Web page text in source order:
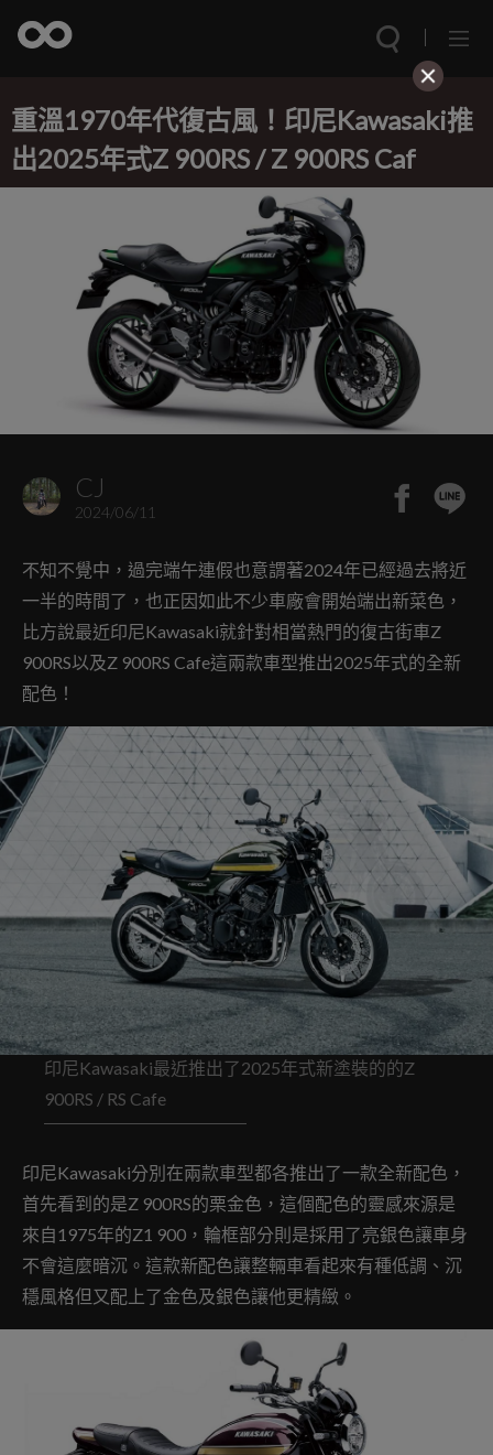
重溫1970年代復古風！印尼Kawasaki推
出2025年式Z 900RS / Z 900RS Caf
CJ
2024/06/11
不知不覺中，過完端午連假也意謂著2024年已經過去將近
一半的時間了，也正因如此不少車廠會開始端出新菜色，
比方說最近印尼Kawasaki就針對相當熱門的復古街車Z
900RS以及Z 900RS Cafe這兩款車型推出2025年式的全新
配色！
印尼Kawasaki最近推出了2025年式新塗裝的的Z
900RS / RS Cafe
印尼Kawasaki分別在兩款車型都各推出了一款全新配色，
首先看到的是Z 900RS的栗金色，這個配色的靈感來源是
來自1975年的Z1 900，輪框部分則是採用了亮銀色讓車身
不會這麼暗沉。這款新配色讓整輛車看起來有種低調、沉
穩風格但又配上了金色及銀色讓他更精緻。